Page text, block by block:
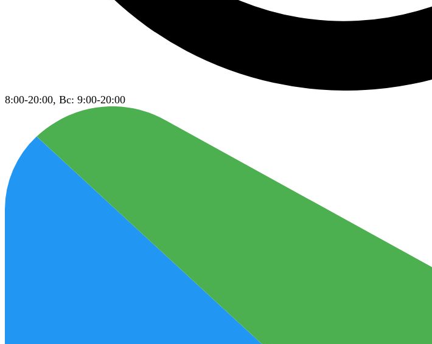
8:00-20:00, Вс: 9:00-20:00